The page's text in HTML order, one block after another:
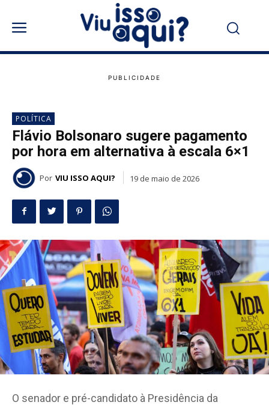
POLÍTICA
Flávio Bolsonaro sugere pagamento
por hora em alternativa à escala 6×1
Por VIU ISSO AQUI? 19 de maio de 2026
O senador e pré-candidato à Presidência da